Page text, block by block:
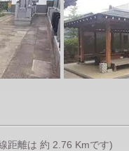
距離は 約 2.76 Kmです)